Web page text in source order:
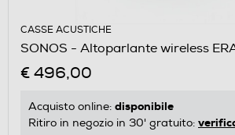
CASSE ACUSTICHE
SONOS - Altoparlante wireless
€ 496,00
Acquisto online: disponibile
Ritiro in negozio in 30' gratuito: